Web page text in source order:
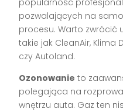
popularność
pozwalających na
procesu. Warto
takie jak CleanAir, Klima
czy Autoland.
Ozonowanie to
polegająca na
wnętrzu auta. Gaz ten